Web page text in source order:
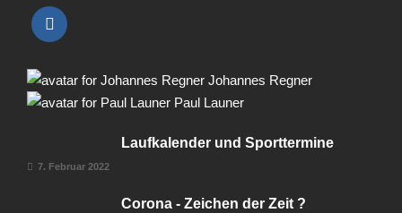
Johannes Regner
Paul Launer
Laufkalender und Sporttermine
7. Februar 2022
Corona - Zeichen der Zeit ?